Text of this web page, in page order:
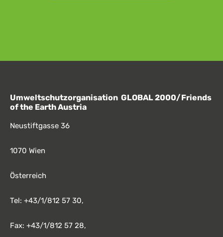
Umweltschutzorganisation GLOBAL 2000/Friends
of the Earth Austria
Neustiftgasse 36
1070 Wien
Österreich
Tel: +43/1/812 57 30,
Fax: +43/1/812 57 28,